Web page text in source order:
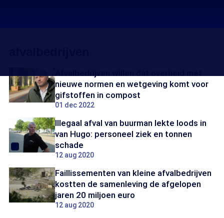
nieuwe normen en wetgeving komt voor
gifstoffen in compost
01 dec 2022
Illegaal afval van buurman lekte loods in
van Hugo: personeel ziek en tonnen
schade
12 aug 2020
Faillissementen van kleine afvalbedrijven
kostten de samenleving de afgelopen
jaren 20 miljoen euro
12 aug 2020